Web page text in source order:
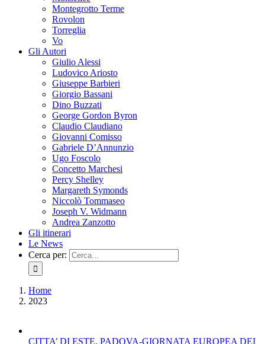
Montegrotto Terme
Rovolon
Torreglia
Vo
Gli Autori
Giulio Alessi
Ludovico Ariosto
Giuseppe Barbieri
Giorgio Bassani
Dino Buzzati
George Gordon Byron
Claudio Claudiano
Giovanni Comisso
Gabriele D’Annunzio
Ugo Foscolo
Concetto Marchesi
Percy Shelley
Margareth Symonds
Niccolò Tommaseo
Joseph V. Widmann
Andrea Zanzotto
Gli itinerari
Le News
Cerca per:
Home
2023
CITTA’ DI ESTE, PADOVA-GIORNATA EUROPEA DEI